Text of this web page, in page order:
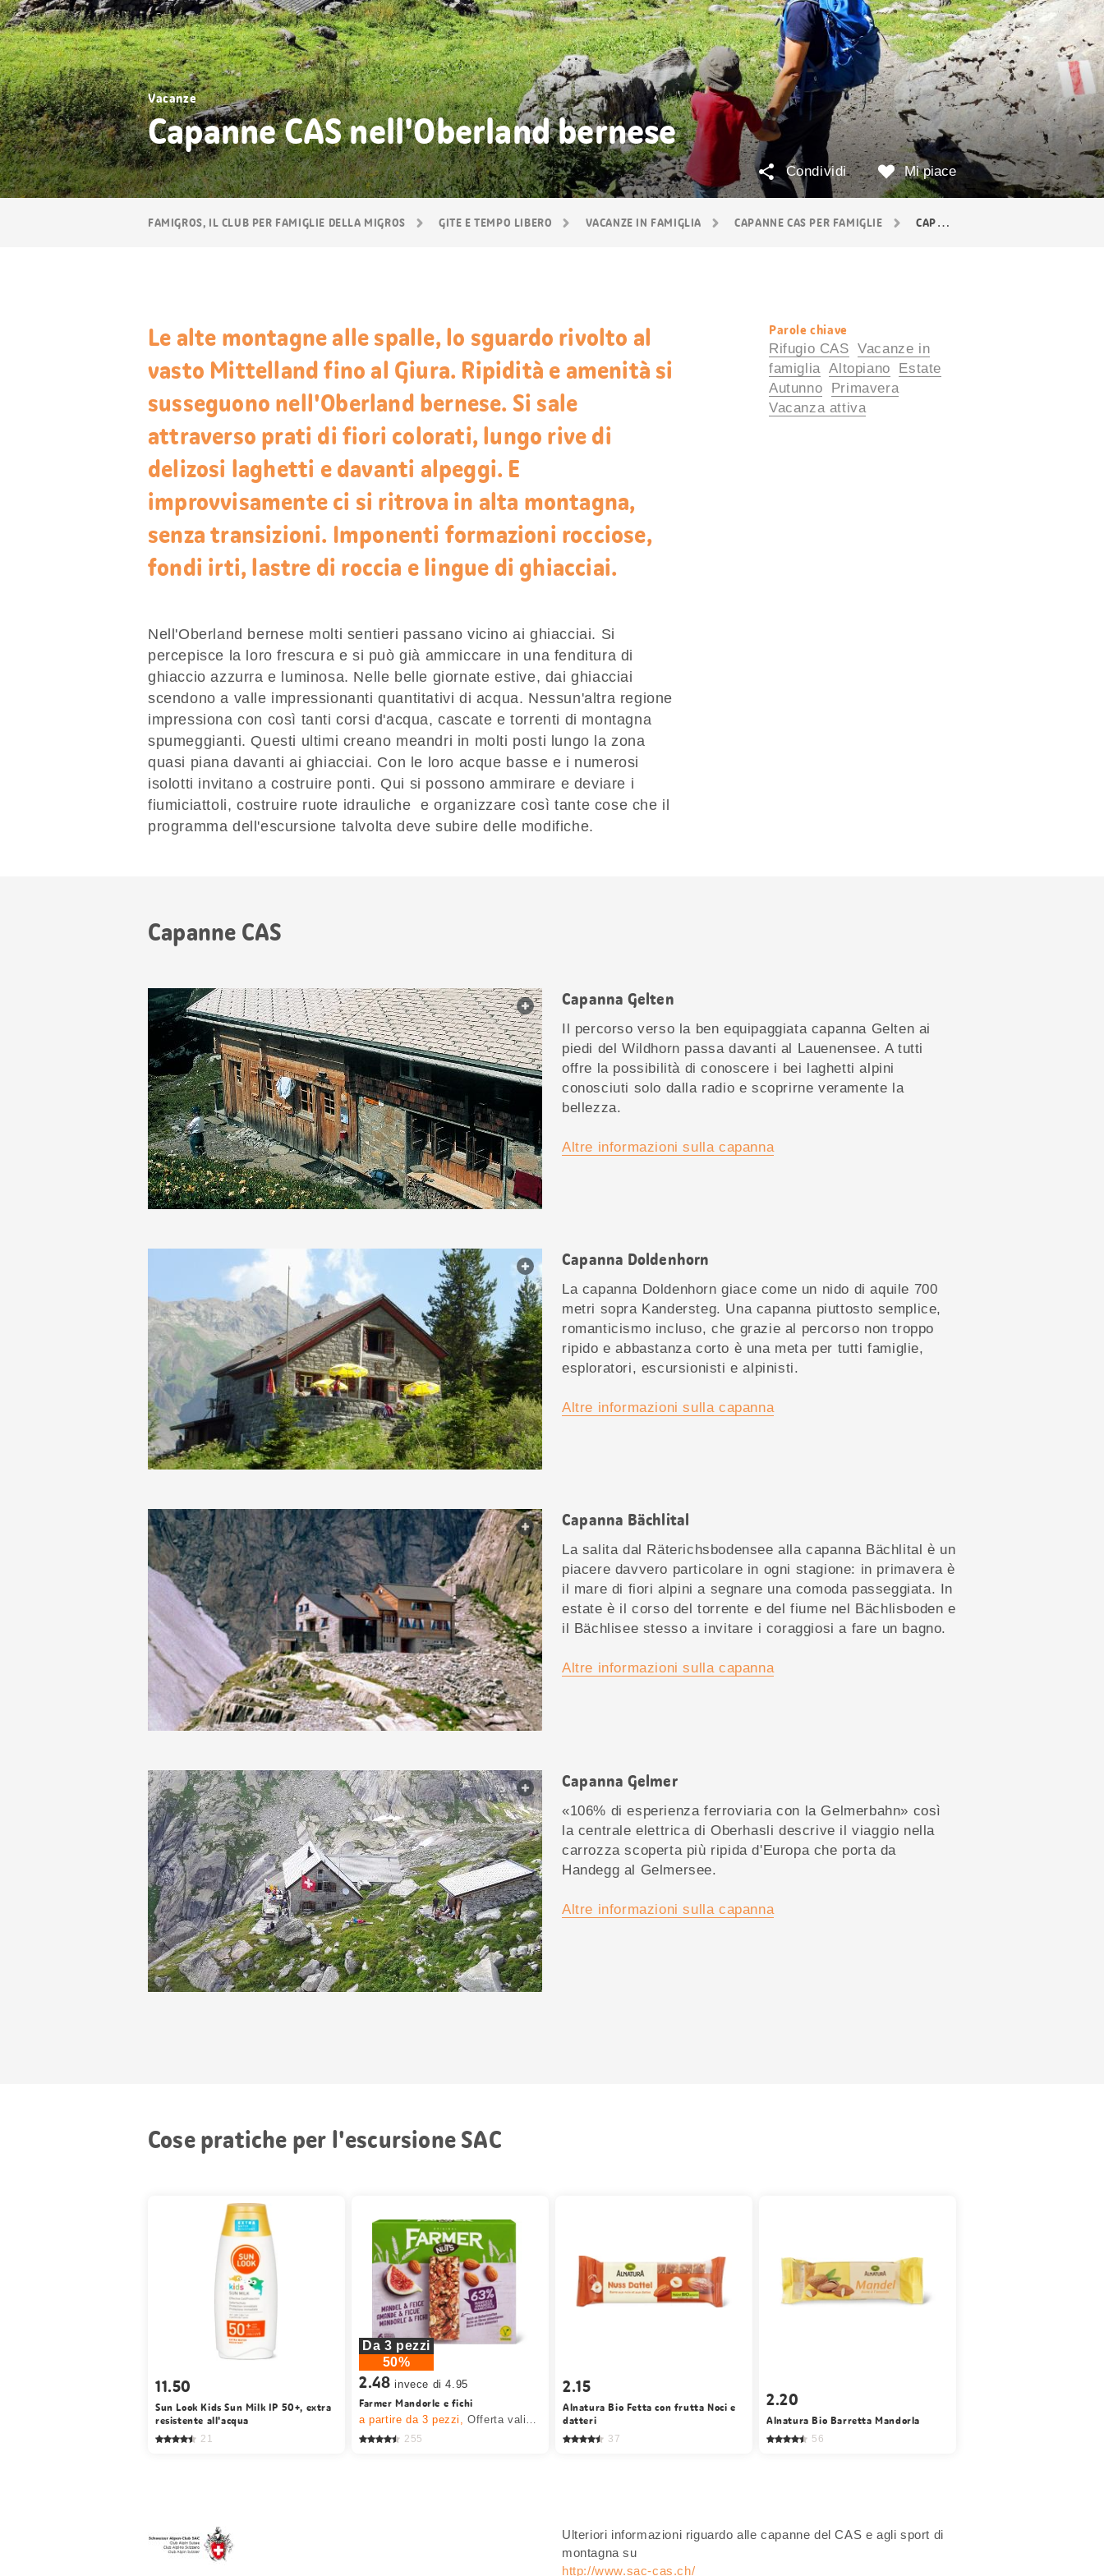
FAMIGROS, IL CLUB PER FAMIGLIE DELLA MIGROS GITE E TEMPO LIBERO VACANZE IN FAMIGLIA CAPANNE CAS PER FAMIGLIE CAPANNE CAS NELL'OBERLAND BERNESE
Vacanze
Capanne CAS nell'Oberland bernese
Mi piace
Condividi
Le alte montagne alle spalle, lo sguardo rivolto al
vasto Mittelland fino al Giura. Ripidità e amenità si
susseguono nell'Oberland bernese. Si sale
attraverso prati di fiori colorati, lungo rive di
delizosi laghetti e davanti alpeggi. E
improvvisamente ci si ritrova in alta montagna,
senza transizioni. Imponenti formazioni rocciose,
fondi irti, lastre di roccia e lingue di ghiacciai.
Nell'Oberland bernese molti sentieri passano vicino ai ghiacciai. Si
percepisce la loro frescura e si può già ammiccare in una fenditura di
ghiaccio azzurra e luminosa. Nelle belle giornate estive, dai ghiacciai
scendono a valle impressionanti quantitativi di acqua. Nessun'altra regione
impressiona con così tanti corsi d'acqua, cascate e torrenti di montagna
spumeggianti. Questi ultimi creano meandri in molti posti lungo la zona
quasi piana davanti ai ghiacciai. Con le loro acque basse e i numerosi
isolotti invitano a costruire ponti. Qui si possono ammirare e deviare i
fiumiciattoli, costruire ruote idrauliche e organizzare così tante cose che il
programma dell'escursione talvolta deve subire delle modifiche.
Informazioni
utili
Parole chiave
Rifugio CAS Vacanze in
famiglia Altopiano
Estate
Autunno
Primavera
Vacanza attiva
Capanne CAS
web.lightbox.openLink
Capanna Gelten
Il percorso verso la ben equipaggiata capanna Gelten ai
piedi del Wildhorn passa davanti al Lauenensee. A tutti
offre la possibilità di conoscere i bei laghetti alpini
conosciuti solo dalla radio e scoprirne veramente la
bellezza.
Altre informazioni sulla capanna
web.lightbox.openLink
Capanna Doldenhorn
La capanna Doldenhorn giace come un nido di aquile 700
metri sopra Kandersteg. Una capanna piuttosto semplice,
romanticismo incluso, che grazie al percorso non troppo
ripido e abbastanza corto è una meta per tutti famiglie,
esploratori, escursionisti e alpinisti.
Altre informazioni sulla capanna
web.lightbox.openLink
Capanna Bächlital
La salita dal Räterichsbodensee alla capanna Bächlital è un
piacere davvero particolare in ogni stagione: in primavera è
il mare di fiori alpini a segnare una comoda passeggiata. In
estate è il corso del torrente e del fiume nel Bächlisboden e
il Bächlisee stesso a invitare i coraggiosi a fare un bagno.
Altre informazioni sulla capanna
web.lightbox.openLink
Capanna Gelmer
«106% di esperienza ferroviaria con la Gelmerbahn» così
la centrale elettrica di Oberhasli descrive il viaggio nella
carrozza scoperta più ripida d'Europa che porta da
Handegg al Gelmersee.
Altre informazioni sulla capanna
Cose pratiche per l'escursione SAC
11.50
Sun Look Kids Sun Milk IP 50+, extra
resistente all'acqua
21
Da 3 pezzi
50%
2.48 invece di 4.95
Farmer Mandorle e fichi
a partire da 3 pezzi,Offerta valida solo dal 6.8 al 9.8.2026, fino a esaurimento dello stock.
255
2.15
Alnatura Bio Fetta con frutta Noci e
datteri
37
2.20
Alnatura Bio Barretta Mandorla
56
Ulteriori informazioni riguardo alle capanne del CAS e agli sport di
montagna su
http://www.sac-cas.ch/